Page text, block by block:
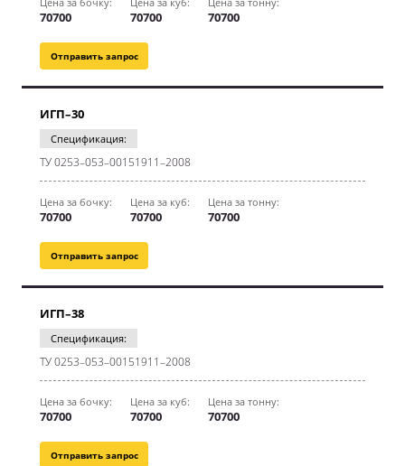
Отправить запрос
70700 70700 70700
Отправить запрос
ИГП–30
Спецификация:
ТУ 0253–053–00151911–2008
Цена за бочку:
70700
Цена за куб:
70700
Цена за тонну:
70700
Отправить запрос
ИГП–38
Спецификация:
ТУ 0253–053–00151911–2008
Цена за бочку:
70700
Цена за куб:
70700
Цена за тонну:
70700